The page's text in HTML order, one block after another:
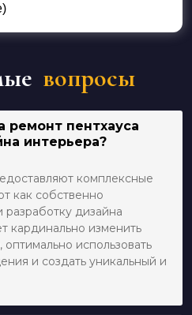
вопросы
ремонт пентхауса
интерьера?
комплексные
как собственно
дизайна
кардинально изменить
оптимально использовать
и создать уникальный и